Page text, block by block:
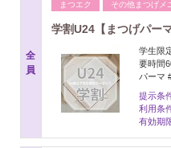
全
員
まつエク その他まつげメ
学割U24【まつげパー
学生限
要時間
パーマ
提示条
利用条
有効期